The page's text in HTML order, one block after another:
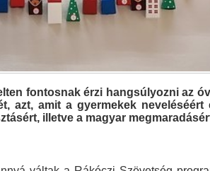
fontosnak érzi hangsúlyozni az
azt, amit a gyermekek
illetve a magyar